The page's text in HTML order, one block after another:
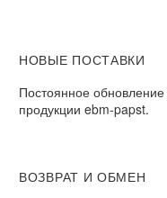
НОВЫЕ ПОСТАВКИ
Постоянное
продукции ebm-papst.
ВОЗВРАТ И ОБМЕН